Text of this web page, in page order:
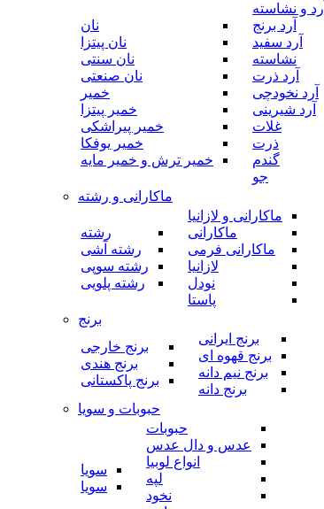
آرد و نشاسته
آرد برنج
آرد سفید
نشاسته
آرد ذرت
آرد نخودچی
آرد شیرینی
غلات
ذرت
گندم
جو
نان
نان پیتزا
نان سنتی
نان صنعتی
خمیر
خمیر پیتزا
خمیر پیراشکی
خمیر یوفکا
خمیر ترش و خمیر مایه
ماکارانی و رشته
ماکارانی و لازانیا
ماکارانی
ماکارانی فرمی
لازانیا
نودل
پاستا
رشته
رشته آشی
رشته سوپی
رشته پلویی
برنج
برنج ایرانی
برنج قهوه ای
برنج نیم دانه
برنج دانه
برنج خارجی
برنج هندی
برنج پاکستانی
حبوبات و سویا
حبوبات
عدس و دال عدس
انواع لوبیا
لپه
نخود
سویا
سویا